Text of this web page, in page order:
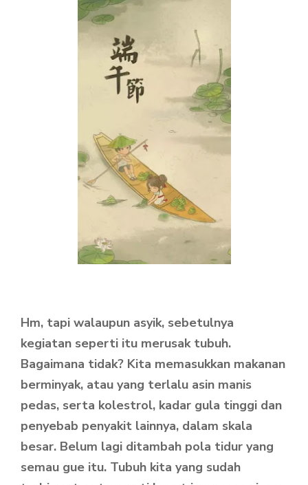
Hm, tapi walaupun asyik, sebetulnya
kegiatan seperti itu merusak tubuh.
Bagaimana tidak? Kita memasukkan makanan
berminyak, atau yang terlalu asin manis
pedas, serta kolestrol, kadar gula tinggi dan
penyebab penyakit lainnya, dalam skala
besar. Belum lagi ditambah pola tidur yang
semau gue itu. Tubuh kita yang sudah